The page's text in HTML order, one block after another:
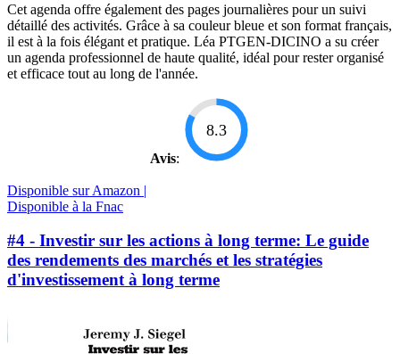
Cet agenda offre également des pages journalières pour un suivi
détaillé des activités. Grâce à sa couleur bleue et son format français,
il est à la fois élégant et pratique. Léa PTGEN-DICINO a su créer
un agenda professionnel de haute qualité, idéal pour rester organisé
et efficace tout au long de l'année.
Avis:
8.3
Disponible sur Amazon |
Disponible à la Fnac
#4 - Investir sur les actions à long terme: Le guide
des rendements des marchés et les stratégies
d'investissement à long terme